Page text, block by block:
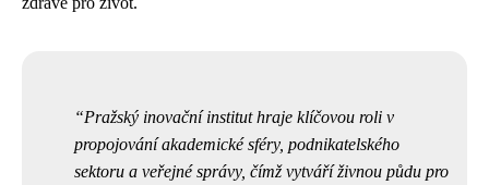
Pražský inovační institut hraje klíčovou roli v
propojování akademické sféry, podnikatelského
sektoru a veřejné správy, čímž vytváří živnou půdu pro